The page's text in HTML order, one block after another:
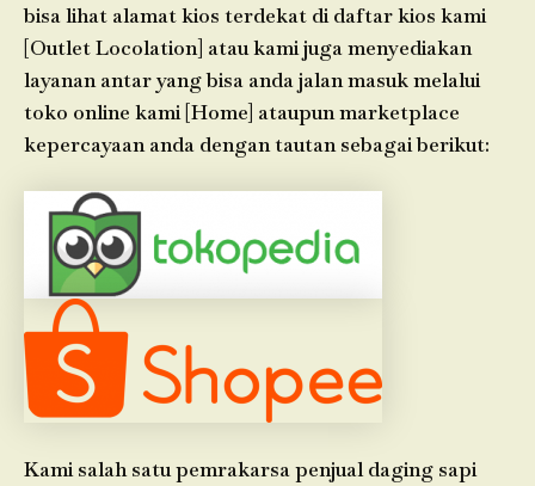
bisa lihat alamat kios terdekat di daftar kios kami
[Outlet Locolation] atau kami juga menyediakan
layanan antar yang bisa anda jalan masuk melalui
toko online kami [Home] ataupun marketplace
kepercayaan anda dengan tautan sebagai berikut:
Kami salah satu pemrakarsa penjual daging sapi